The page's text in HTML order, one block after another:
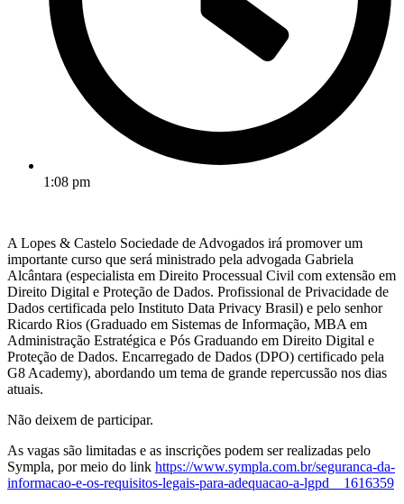
1:08 pm
A Lopes & Castelo Sociedade de Advogados irá promover um
importante curso que será ministrado pela advogada Gabriela
Alcântara (especialista em Direito Processual Civil com extensão em
Direito Digital e Proteção de Dados. Profissional de Privacidade de
Dados certificada pelo Instituto Data Privacy Brasil) e pelo senhor
Ricardo Rios (Graduado em Sistemas de Informação, MBA em
Administração Estratégica e Pós Graduando em Direito Digital e
Proteção de Dados. Encarregado de Dados (DPO) certificado pela
G8 Academy), abordando um tema de grande repercussão nos dias
atuais.
Não deixem de participar.
As vagas são limitadas e as inscrições podem ser realizadas pelo
Sympla, por meio do link https://www.sympla.com.br/seguranca-da-
informacao-e-os-requisitos-legais-para-adequacao-a-lgpd__1616359